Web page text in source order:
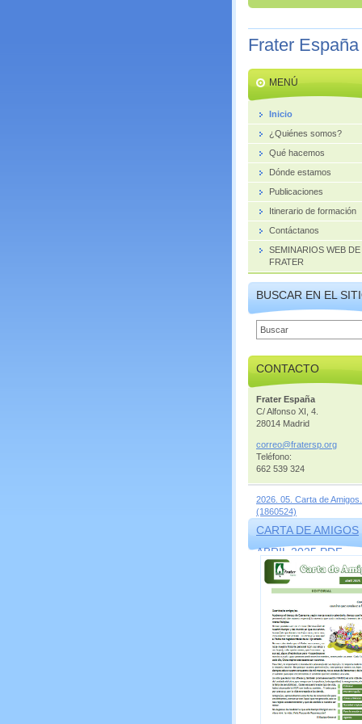
Frater España
MENÚ
Inicio
¿Quiénes somos?
Qué hacemos
Dónde estamos
Publicaciones
Itinerario de formación
Contáctanos
SEMINARIOS WEB DE
FRATER
BUSCAR EN EL
CONTACTO
Frater España
C/ Alfonso XI, 4.
28014 Madrid
correo@fratersp. org
Teléfono:
662 539 324
2026. 05. Carta de
(1860524)
CARTA DE AMIGOS
ABRIL 2025.PDF
(1569856)